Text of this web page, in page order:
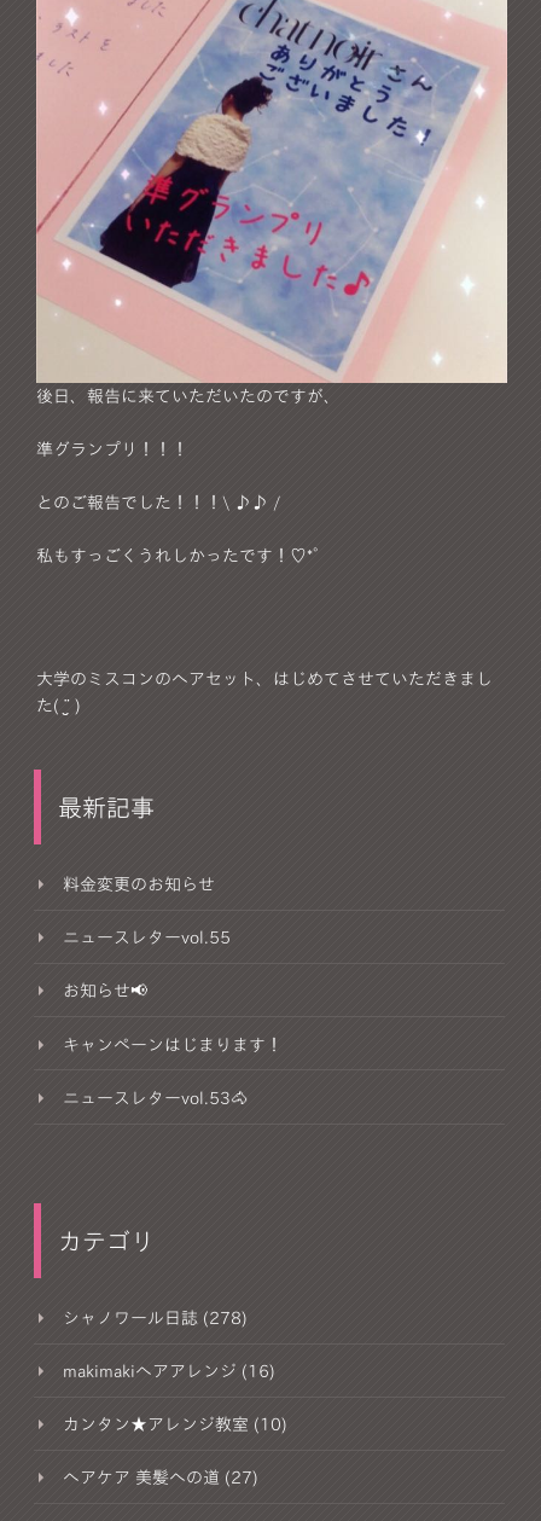
後日、報告に来ていただいたのですが、
準グランプリ！！！
とのご報告でした！！！\ ♪♪ /
私もすっごくうれしかったです！♡*゜
大学のミスコンのヘアセット、はじめてさせていただきまし
た( ¨̮ )
最新記事
料金変更のお知らせ
ニュースレターvol.55
お知らせ📢
キャンペーンはじまります！
ニュースレターvol.53🐴
カテゴリ
シャノワール日誌 (278)
makimakiヘアアレンジ (16)
カンタン★アレンジ教室 (10)
ヘアケア 美髪への道 (27)